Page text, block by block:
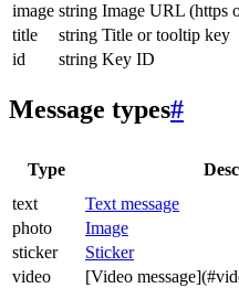
image string Image URL (https
title
string Title or tooltip key
id
string Key ID
Message types#
Type
text
Text message
photo
Image
sticker
Sticker
video
[Video